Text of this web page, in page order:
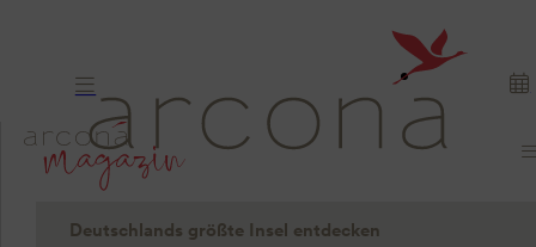
Deutschlands größte Insel entdecken